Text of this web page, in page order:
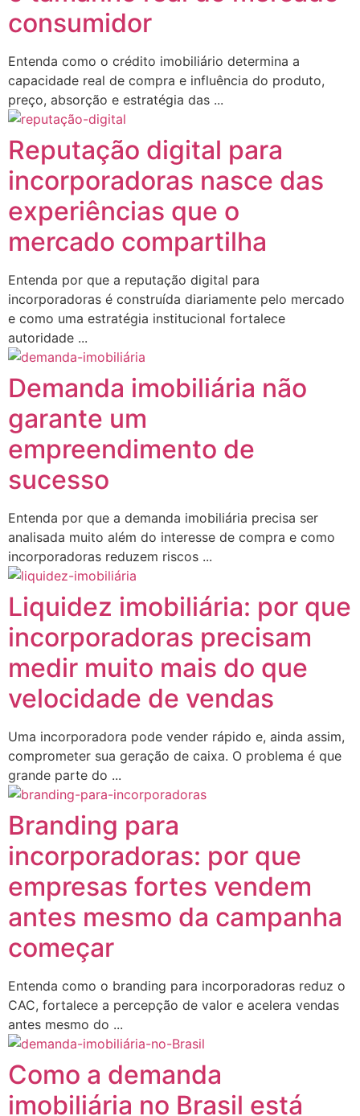
consumidor
Entenda como o crédito imobiliário determina a
capacidade real de compra e influência do produto,
preço, absorção e estratégia das ...
Reputação digital para
incorporadoras nasce das
experiências que o
mercado compartilha
Entenda por que a reputação digital para
incorporadoras é construída diariamente pelo mercado
e como uma estratégia institucional fortalece
autoridade ...
Demanda imobiliária não
garante um
empreendimento de
sucesso
Entenda por que a demanda imobiliária precisa ser
analisada muito além do interesse de compra e como
incorporadoras reduzem riscos ...
Liquidez imobiliária: por que
incorporadoras precisam
medir muito mais do que
velocidade de vendas
Uma incorporadora pode vender rápido e, ainda assim,
comprometer sua geração de caixa. O problema é que
grande parte do ...
Branding para
incorporadoras: por que
empresas fortes vendem
antes mesmo da campanha
começar
Entenda como o branding para incorporadoras reduz o
CAC, fortalece a percepção de valor e acelera vendas
antes mesmo do ...
Como a demanda
imobiliária no Brasil está